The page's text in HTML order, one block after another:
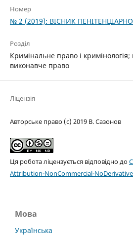
Номер
№ 2 (2019): ВІСНИК
Розділ
Кримінальне право і
виконавче право
Ліцензія
Авторське право (c) 2019 В. Сазонов
Ця робота ліцензується відповідно до
Attribution-NonCommercial-
Мова
Українська